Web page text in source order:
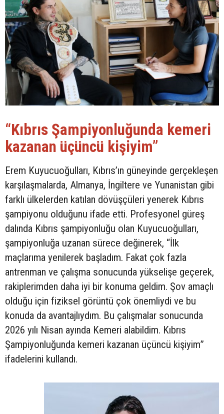
“Kıbrıs Şampiyonluğunda kemeri
kazanan üçüncü kişiyim”
Erem Kuyucuoğulları, Kıbrıs’ın güneyinde gerçekleşen
karşılaşmalarda, Almanya, İngiltere ve Yunanistan gibi
farklı ülkelerden katılan dövüşçüleri yenerek Kıbrıs
şampiyonu olduğunu ifade etti. Profesyonel güreş
dalında Kıbrıs şampiyonluğu olan Kuyucuoğulları,
şampiyonluğa uzanan sürece değinerek, “İlk
maçlarıma yenilerek başladım. Fakat çok fazla
antrenman ve çalışma sonucunda yükselişe geçerek,
rakiplerimden daha iyi bir konuma geldim. Şov amaçlı
olduğu için fiziksel görüntü çok önemliydi ve bu
konuda da avantajlıydım. Bu çalışmalar sonucunda
2026 yılı Nisan ayında Kemeri alabildim. Kıbrıs
Şampiyonluğunda kemeri kazanan üçüncü kişiyim”
ifadelerini kullandı.